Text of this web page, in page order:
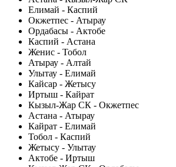
Елимай - Каспий
Окжетпес - Атырау
Ордабасы - Актобе
Каспий - Астана
Женис - Тобол
Атырау - Алтай
Улытау - Елимай
Кайсар - Жетысу
Иртыш - Кайрат
Кызыл-Жар СК - Окжетпес
Астана - Атырау
Кайрат - Елимай
Тобол - Каспий
Жетысу - Улытау
Актобе - Иртыш